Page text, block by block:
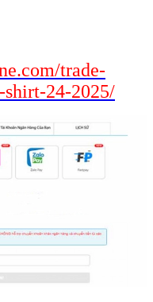
trade-
shirt-24-2025/